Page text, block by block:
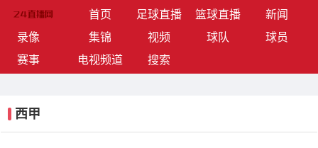
首页(current)足球直播 篮球直播
新闻
录像
集锦 视频 球队
球员
赛事
电视频道 搜索
西甲